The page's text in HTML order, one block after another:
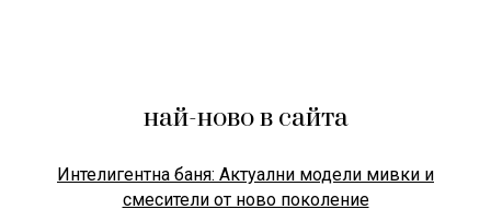
най-ново в сайта
Интелигентна баня: Актуални модели мивки и
смесители от ново поколение